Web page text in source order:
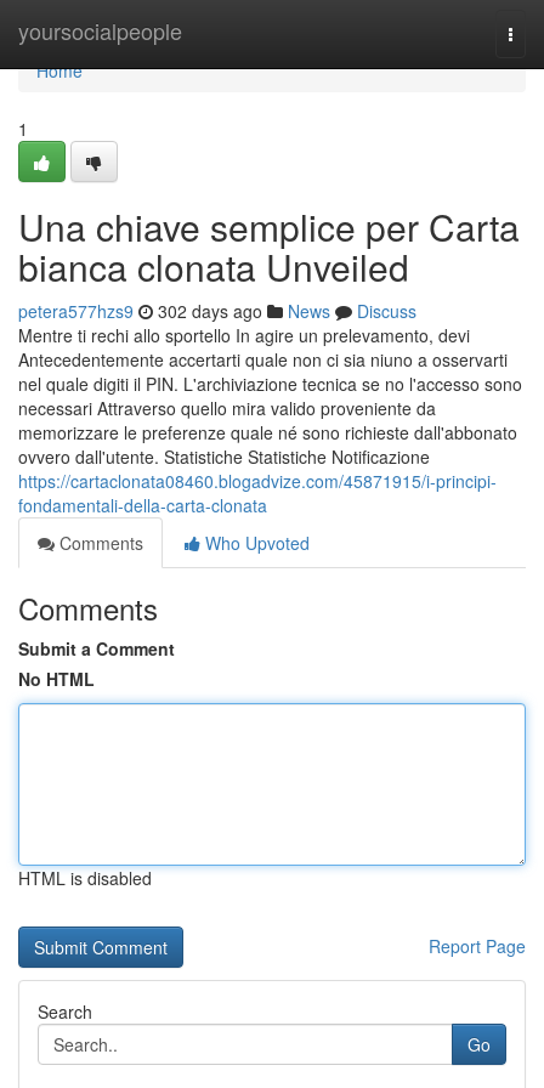
yoursocialpeople
Home
Home
1
Una chiave semplice per Carta
bianca clonata Unveiled
petera577hzs9 302 days ago News
Discuss
Mentre ti rechi allo sportello In agire un prelevamento, devi
Antecedentemente accertarti quale non ci sia niuno a osservarti
nel quale digiti il PIN. L'archiviazione tecnica se no l'accesso sono
necessari Attraverso quello mira valido proveniente da
memorizzare le preferenze quale né sono richieste dall'abbonato
ovvero dall'utente. Statistiche Statistiche Notificazione
https://cartaclonata08460.blogadvize.com/45871915/i-principi-
fondamentali-della-carta-clonata
Comments
Who Upvoted
Comments
Submit a Comment
No HTML
HTML is disabled
Report Page
Search
Go